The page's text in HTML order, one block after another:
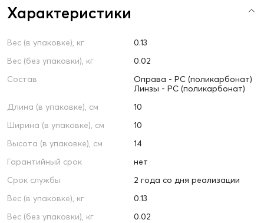
Характеристики
Вес (в упаковке), кг
0.13
Вес (без упаковки), кг
0.02
Состав
Оправа - PC (поликарбонат)
Линзы - PC (поликарбонат)
Длина (в упаковке), см
10
Ширина (в упаковке), см
10
Высота (в упаковке), см
14
Гарантийный срок
нет
Срок службы
2 года со дня реализации
Вес (в упаковке), кг
0.13
Вес (без упаковки), кг
0.02